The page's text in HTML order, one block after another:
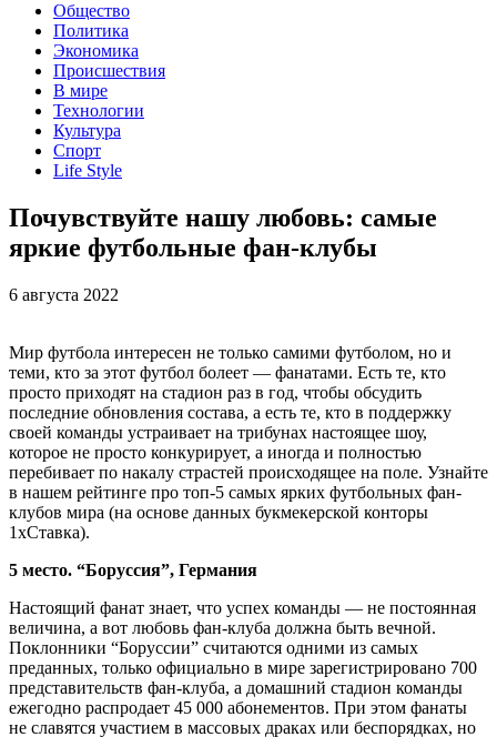
Общество
Политика
Экономика
Происшествия
В мире
Технологии
Культура
Спорт
Life Style
Почувствуйте нашу любовь: самые
яркие футбольные фан-клубы
6 августа 2022
Мир футбола интересен не только самими футболом, но и
теми, кто за этот футбол болеет — фанатами. Есть те, кто
просто приходят на стадион раз в год, чтобы обсудить
последние обновления состава, а есть те, кто в поддержку
своей команды устраивает на трибунах настоящее шоу,
которое не просто конкурирует, а иногда и полностью
перебивает по накалу страстей происходящее на поле. Узнайте
в нашем рейтинге про топ-5 самых ярких футбольных фан-
клубов мира (на основе данных букмекерской конторы
1xСтавка).
5 место. “Боруссия”, Германия
Настоящий фанат знает, что успех команды — не постоянная
величина, а вот любовь фан-клуба должна быть вечной.
Поклонники “Боруссии” считаются одними из самых
преданных, только официально в мире зарегистрировано 700
представительств фан-клуба, а домашний стадион команды
ежегодно распродает 45 000 абонементов. При этом фанаты
не славятся участием в массовых драках или беспорядках, но